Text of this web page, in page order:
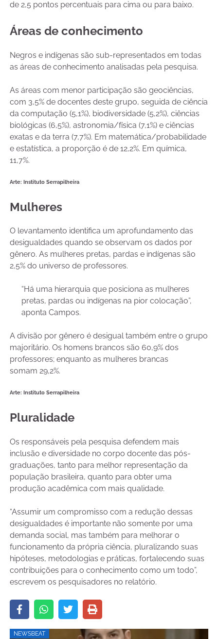
de 2,5 pontos percentuais para cima ou para baixo.
Áreas de conhecimento
Negros e indígenas são sub-representados em todas
as áreas de conhecimento analisadas pela pesquisa.
As áreas com menor participação são geociências,
com 3,5% de docentes deste grupo, seguida de ciência
da computação (5,1%), biodiversidade (5,2%), ciências
biológicas (6,5%), astronomia/física (7,1%) e ciências
exatas e da terra (7,7%). Em matemática/probabilidade
e estatística, a proporção é de 12,2%. Em química,
11,7%.
Arte: Instituto Serrapilheira
Mulheres
O levantamento identifica um aprofundamento das
desigualdades quando se observam os dados por
gênero. As mulheres pretas, pardas e indígenas são
2,5% do universo de professores.
“Há uma hierarquia que posiciona as mulheres
pretas, pardas ou indígenas na pior colocação”,
aponta Campos.
A divisão por gênero é desigual também entre o grupo
majoritário. Os homens brancos são 60,9% dos
professores; enquanto as mulheres brancas
somam 29,2%.
Arte: Instituto Serrapilheira
Pluralidade
Os responsáveis pela pesquisa defendem mais
inclusão e diversidade no corpo docente das pós-
graduações, tanto para melhor representação da
população brasileira, quanto para obter uma
produção acadêmica com mais qualidade.
“Assumir um compromisso com a redução dessas
desigualdades é importante não somente por uma
demanda social, mas também para melhorar o
funcionamento da própria ciência, pluralizando suas
hipóteses, metodologias e práticas, fortalecendo suas
contribuições para o conhecimento como um todo”,
escrevem os pesquisadores no relatório.
NEWSBEAT